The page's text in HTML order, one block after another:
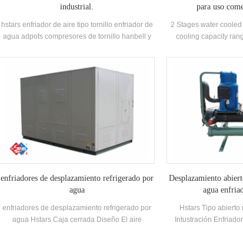
industrial.
hstars enfriador de aire tipo tornillo enfriador de
agua adpots compresores de tornillo hanbell y
para uso industrial. Alta calidad con fácil
manejo.
para uso
2 Stages water
cooling capacity
performing, so
installed, you may
again. Low
enfriadores de desplazamiento refrigerado por
agua
enfriadores de desplazamiento refrigerado por
agua Hstars Caja cerrada Diseño El aire
Desplazamiento
agua
Hstars Tipo
Intustración